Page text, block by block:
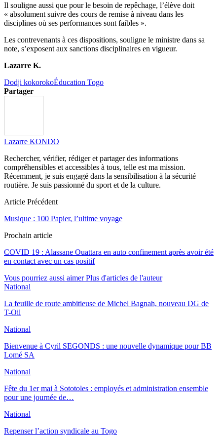
Il souligne aussi que pour le besoin de repêchage, l’élève doit
« absolument suivre des cours de remise à niveau dans les
disciplines où ses performances sont faibles ».
Les contrevenants à ces dispositions, souligne le ministre dans sa
note, s’exposent aux sanctions disciplinaires en vigueur.
Lazarre K.
Dodji kokorokoÉducation Togo
Partager
Lazarre KONDO
Rechercher, vérifier, rédiger et partager des informations
compréhensibles et accessibles à tous, telle est ma mission.
Récemment, je suis engagé dans la sensibilisation à la sécurité
routière. Je suis passionné du sport et de la culture.
Article Précédent
Musique : 100 Papier, l’ultime voyage
Prochain article
COVID 19 : Alassane Ouattara en auto confinement après avoir été
en contact avec un cas positif
Vous pourriez aussi aimer Plus d'articles de l'auteur
National
La feuille de route ambitieuse de Michel Bagnah, nouveau DG de
T-Oil
National
Bienvenue à Cyril SEGONDS : une nouvelle dynamique pour BB
Lomé SA
National
Fête du 1er mai à Sototoles : employés et administration ensemble
pour une journée de…
National
Repenser l’action syndicale au Togo